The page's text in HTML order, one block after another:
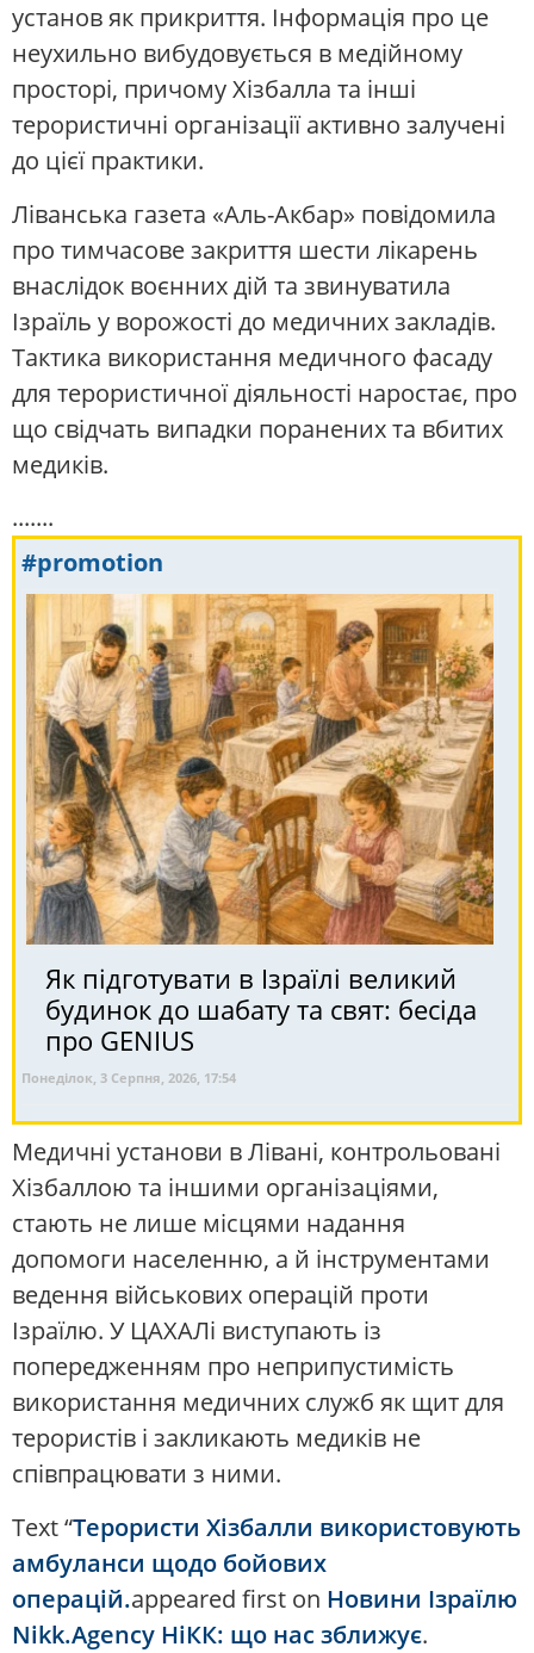
установ як прикриття. Інформація про це
неухильно вибудовується в медійному
просторі, причому Хізбалла та інші
терористичні організації активно залучені
до цієї практики.
Ліванська газета «Аль-Акбар» повідомила
про тимчасове закриття шести лікарень
внаслідок воєнних дій та звинуватила
Ізраїль у ворожості до медичних закладів.
Тактика використання медичного фасаду
для терористичної діяльності наростає, про
що свідчать випадки поранених та вбитих
медиків.
.......
#promotion
Як підготувати в Ізраїлі великий
будинок до шабату та свят: бесіда
про GENIUS
Понеділок, 3 Серпня, 2026, 17:54
Медичні установи в Лівані, контрольовані
Хізбаллою та іншими організаціями,
стають не лише місцями надання
допомоги населенню, а й інструментами
ведення військових операцій проти
Ізраїлю. У ЦАХАЛі виступають із
попередженням про неприпустимість
використання медичних служб як щит для
терористів і закликають медиків не
співпрацювати з ними.
Text “Терористи Хізбалли використовують
амбуланси щодо бойових
операцій.appeared first on Новини Ізраїлю
Nikk.Agency НіКК: що нас зближує.